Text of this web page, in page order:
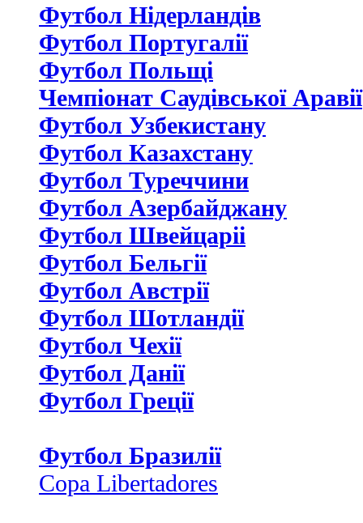
Футбол Нідерландiв
Футбол Португалії
Футбол Польщі
Чемпіонат Саудівської Аравії
Футбол Узбекистану
Футбол Казахстану
Футбол Туреччини
Футбол Азербайджану
Футбол Швейцаріі
Футбол Бельгії
Футбол Австрії
Футбол Шотландії
Футбол Чехії
Футбол Данії
Футбол Греції
Футбол Бразилії
Copa Libertadores